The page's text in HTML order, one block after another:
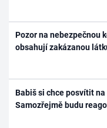
Pozor na nebezpečnou
obsahují zakázanou
Babiš si chce posvítit
Samozřejmě budu